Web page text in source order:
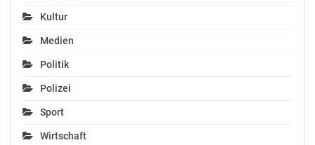
Kultur
Medien
Politik
Polizei
Sport
Wirtschaft